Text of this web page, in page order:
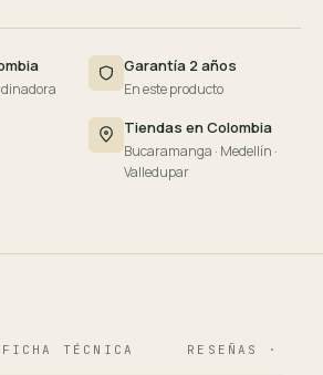
Garantía 2 años
En este producto
Tiendas en Colombia
Bucaramanga · Medellín ·
Valledupar
FICHA TÉCNICA RESEÑAS · 124